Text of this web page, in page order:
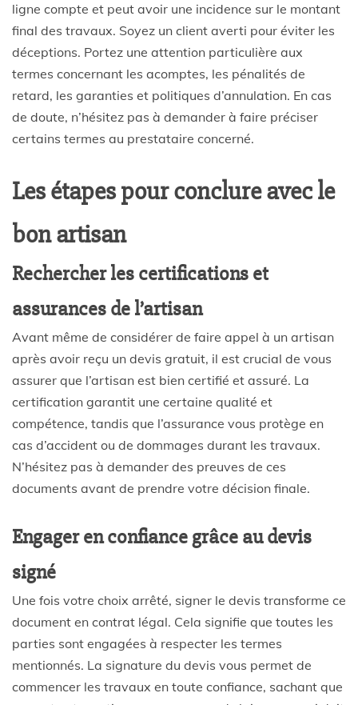
ligne compte et peut avoir une incidence sur le montant
final des travaux. Soyez un client averti pour éviter les
déceptions. Portez une attention particulière aux
termes concernant les acomptes, les pénalités de
retard, les garanties et politiques d’annulation. En cas
de doute, n’hésitez pas à demander à faire préciser
certains termes au prestataire concerné.
Les étapes pour conclure avec le
bon artisan
Rechercher les certifications et
assurances de l’artisan
Avant même de considérer de faire appel à un artisan
après avoir reçu un devis gratuit, il est crucial de vous
assurer que l’artisan est bien certifié et assuré. La
certification garantit une certaine qualité et
compétence, tandis que l’assurance vous protège en
cas d’accident ou de dommages durant les travaux.
N’hésitez pas à demander des preuves de ces
documents avant de prendre votre décision finale.
Engager en confiance grâce au devis
signé
Une fois votre choix arrêté, signer le devis transforme ce
document en contrat légal. Cela signifie que toutes les
parties sont engagées à respecter les termes
mentionnés. La signature du devis vous permet de
commencer les travaux en toute confiance, sachant que